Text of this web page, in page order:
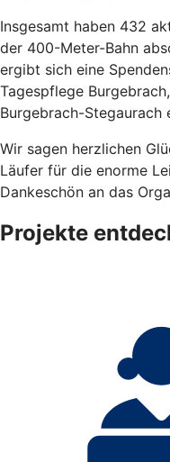
Insgesamt haben 432
der 400-Meter-Bahn
ergibt sich eine
Tagespflege
Burgebrach-Stegaurach
Wir sagen herzlichen
Läufer für die enorme
Dankeschön an das
Projekte